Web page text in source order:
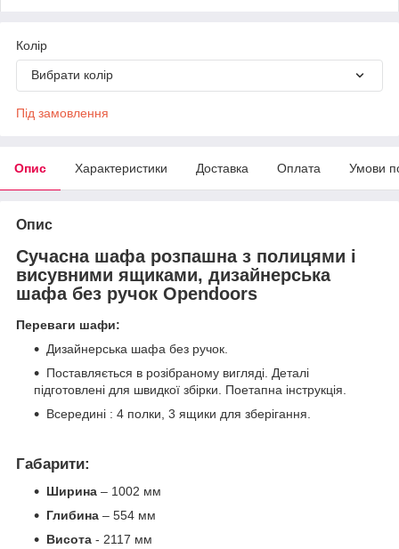
Колір
Вибрати колір
Під замовлення
Опис Характеристики Доставка Оплата Умови
Опис
Сучасна шафа розпашна з полицями і
висувними ящиками, дизайнерська
шафа без ручок Opendoors
Переваги шафи:
Дизайнерська шафа без ручок.
Поставляється в розібраному вигляді. Деталі
підготовлені для швидкої збірки. Поетапна інструкція.
Всередині : 4 полки, 3 ящики для зберігання.
Габарити:
Ширина – 1002 мм
Глибина – 554 мм
Висота - 2117 мм